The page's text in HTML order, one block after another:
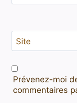
Site
Prévenez-moi
commentaires